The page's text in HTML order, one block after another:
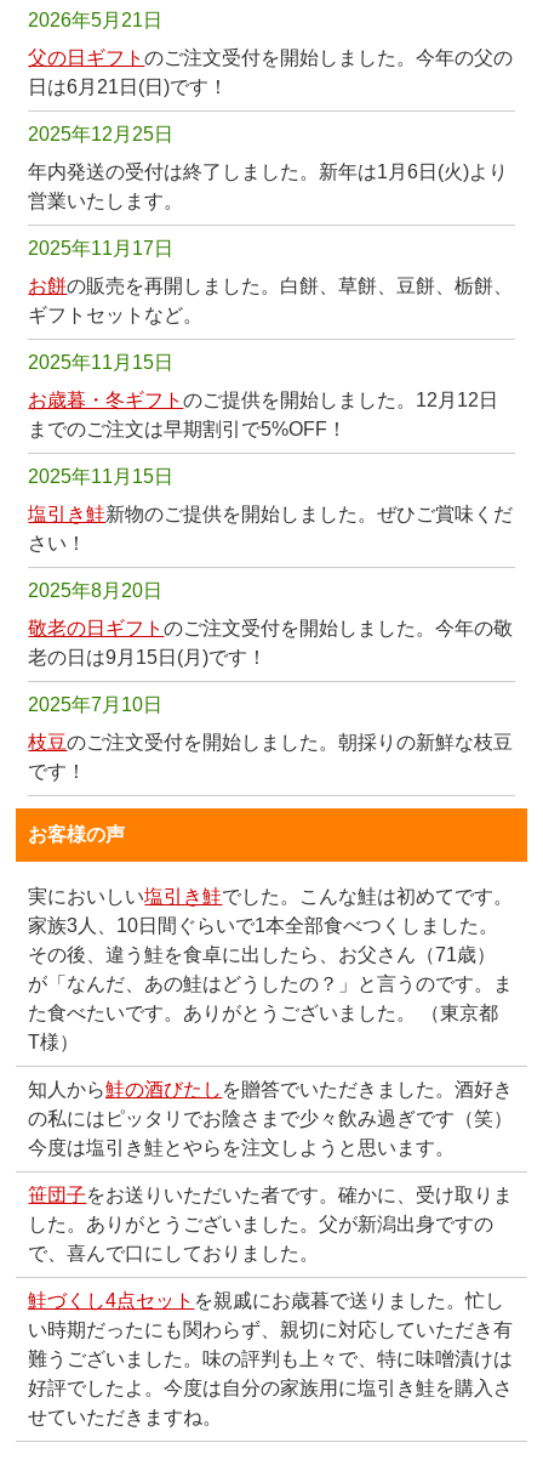
2026年5月21日
父の日ギフトのご注文受付を開始しました。今年の父の
日は6月21日(日)です！
2025年12月25日
年内発送の受付は終了しました。新年は1月6日(火)より
営業いたします。
2025年11月17日
お餅の販売を再開しました。白餅、草餅、豆餅、栃餅、
ギフトセットなど。
2025年11月15日
お歳暮・冬ギフトのご提供を開始しました。12月12日
までのご注文は早期割引で5%OFF！
2025年11月15日
塩引き鮭新物のご提供を開始しました。ぜひご賞味くだ
さい！
2025年8月20日
敬老の日ギフトのご注文受付を開始しました。今年の敬
老の日は9月15日(月)です！
2025年7月10日
枝豆のご注文受付を開始しました。朝採りの新鮮な枝豆
です！
お客様の声
実においしい塩引き鮭でした。こんな鮭は初めてです。
家族3人、10日間ぐらいで1本全部食べつくしました。
その後、違う鮭を食卓に出したら、お父さん（71歳）
が「なんだ、あの鮭はどうしたの？」と言うのです。ま
た食べたいです。ありがとうございました。 （東京都
T様）
知人から鮭の酒びたし を贈答でいただきました。酒好き
の私にはピッタリでお陰さまで少々飲み過ぎです（笑）
今度は塩引き鮭とやらを注文しようと思います。
笹団子をお送りいただいた者です。確かに、受け取りま
した。ありがとうございました。父が新潟出身ですの
で、喜んで口にしておりました。
鮭づくし4点セット を親戚にお歳暮で送りました。忙し
い時期だったにも関わらず、親切に対応していただき有
難うございました。味の評判も上々で、特に味噌漬けは
好評でしたよ。今度は自分の家族用に塩引き鮭を購入さ
せていただきますね。